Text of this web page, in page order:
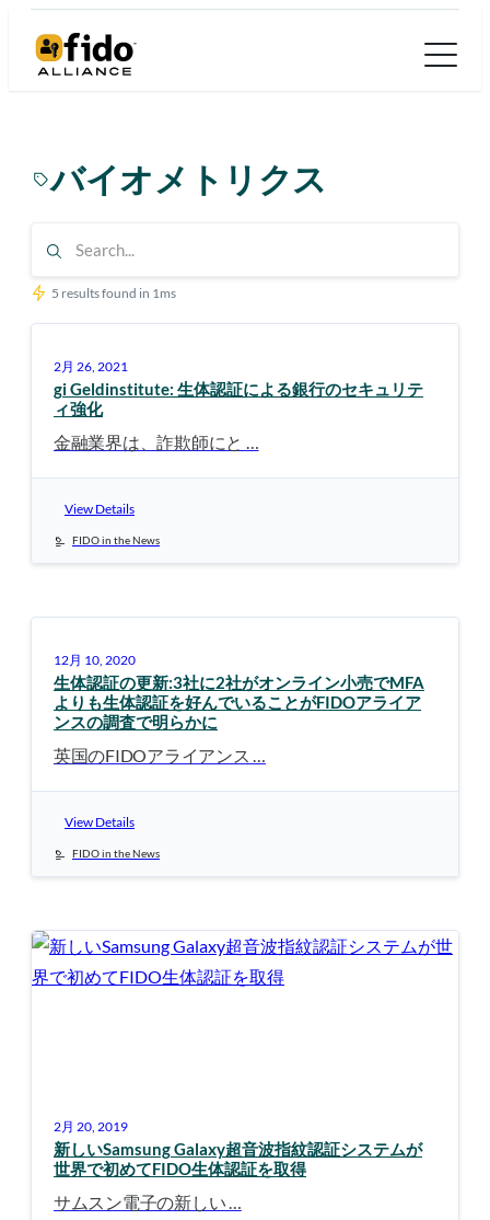
バイオメトリクス
5 results found in 1ms
2月 26, 2021
gi Geldinstitute: 生体認証による銀行のセキュリテ
ィ強化
金融業界は、詐欺師にと …
View Details
FIDO in the News
12月 10, 2020
生体認証の更新:3社に2社がオンライン小売でMFA
よりも生体認証を好んでいることがFIDOアライア
ンスの調査で明らかに
英国のFIDOアライアンス …
View Details
FIDO in the News
2月 20, 2019
新しいSamsung Galaxy超音波指紋認証システムが
世界で初めてFIDO生体認証を取得
サムスン電子の新しい …